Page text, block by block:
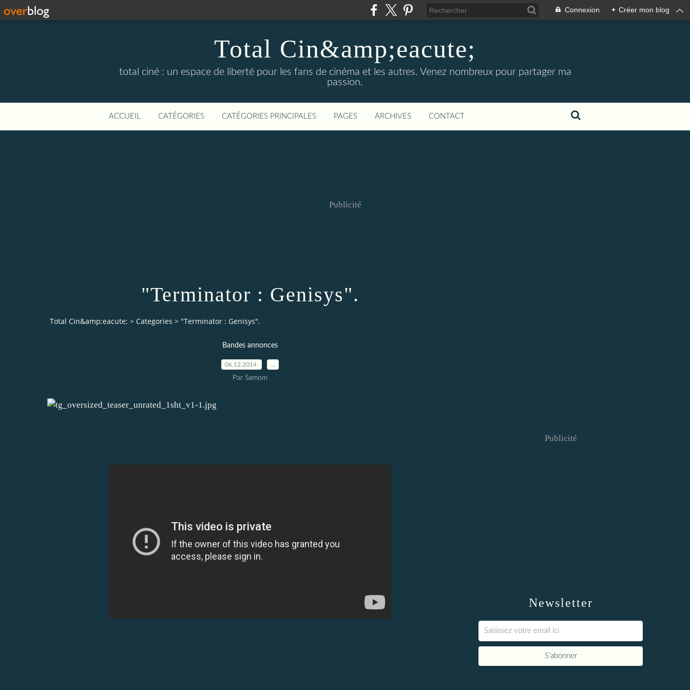
Connexion + Créer mon blog
Total Cin&amp;eacute;
total ciné : un espace de liberté pour les fans de cinéma et les autres. Venez nombreux pour partager ma
passion.
ACCUEIL CATÉGORIES CATÉGORIES PRINCIPALES PAGES ARCHIVES CONTACT
Publicité
"Terminator : Genisys".
Total Cin&amp;eacute; > Categories > "Terminator : Genisys".
Bandes annonces
06.12.2014
Par Samom
Newsletter
Publicité